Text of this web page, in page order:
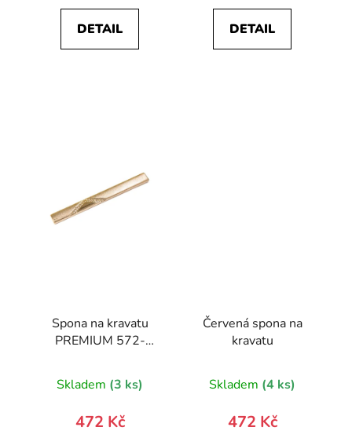
DETAIL DETAIL
Spona na kravatu
PREMIUM 572-
Skladem (3 ks)
472 Kč
Červená spona na
kravatu
Skladem (4 ks)
472 Kč